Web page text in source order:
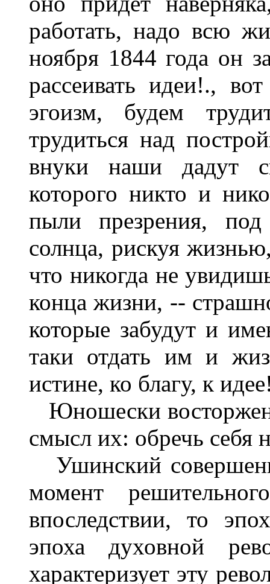
работать, надо всю
ноября 1844 года он
рассеивать идеи!.,
эгоизм, будем
трудиться над
внуки наши дадут
которого никто и
пыли презрения,
солнца, рискуя
что никогда не
конца жизни, --
которые забудут и
таки отдать им и
истине, ко благу, к
Юношески
смысл их: обречь себя
Ушинский
момент
впоследствии, то
эпоха духовной
характеризует эту